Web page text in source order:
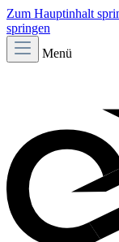
Zum Hauptinhalt
springen
Menü